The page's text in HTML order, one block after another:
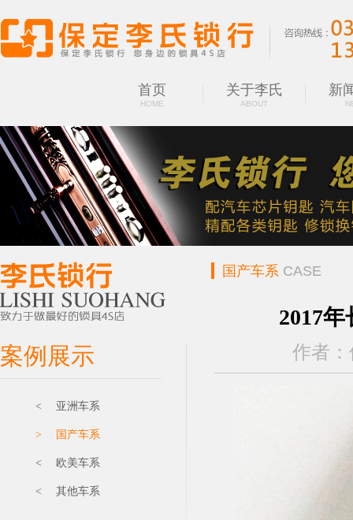
首页
HOME
关于李氏
ABOUT
新
案例展示
< 亚洲车系
> 国产车系
< 欧美车系
< 其他车系
国产车系 CASE
2017
作者：